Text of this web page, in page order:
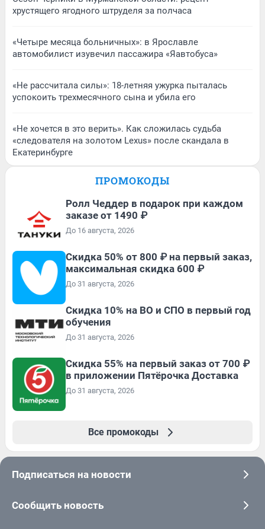
хрустящего ягодного штруделя за полчаса
«Четыре месяца больничных»: в Ярославле
автомобилист изувечил пассажира «Яавтобуса»
«Не рассчитала силы»: 18-летняя ужурка пыталась
успокоить трехмесячного сына и убила его
«Не хочется в это верить». Как сложилась судьба
«следователя на золотом Lexus» после скандала в
Екатеринбурге
ПРОМОКОДЫ
Ролл Чеддер в подарок при каждом
заказе от 1490 ₽
До 16 августа, 2026
Скидка 50% от 800 ₽ на первый заказ,
максимальная скидка 600 ₽
До 31 августа, 2026
Скидка 10% на ВО и СПО в первый год
обучения
До 31 августа, 2026
Скидка 55% на первый заказ от 700 ₽
в приложении Пятёрочка Доставка
До 31 августа, 2026
Все промокоды
Подписаться на новости
Сообщить новость